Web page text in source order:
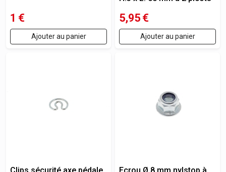
1 €
Ajouter au panier
5,95 €
Ajouter au panier